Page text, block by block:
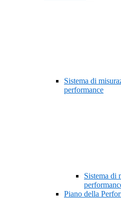
Sistema di
performance
Sistema di
Piano della